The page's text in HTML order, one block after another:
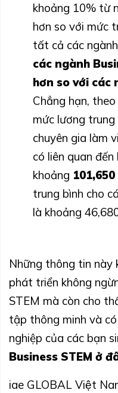
khoảng 10% từ
hơn so với mức
tất cả các
các ngành
hơn so với các
Chẳng hạn,
mức lương trung
chuyên gia làm
có liên quan
khoảng
trung bình cho
là khoảng
Những thông tin này
phát triển không
STEM mà còn cho
tập thông minh và
nghiệp của các bạn
Business STEM ở
iae GLOBAL Việt